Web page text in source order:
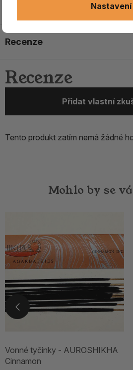
tyčinky se dá případně zvětšit.
Recenze
Recenze
Přidat vlastní
Tento produkt zatím nemá žádné
Mohlo by se
Vonné tyčinky - AUROSHIKHA
Cinnamon
Nastavení